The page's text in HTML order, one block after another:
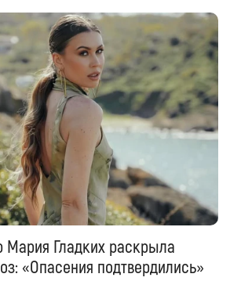
Мария Гладких раскрыла
«Опасения подтвердились»